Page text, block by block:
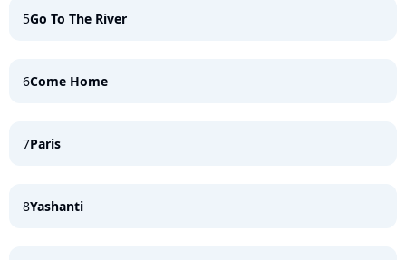
5Go To The River
6Come Home
7Paris
8Yashanti